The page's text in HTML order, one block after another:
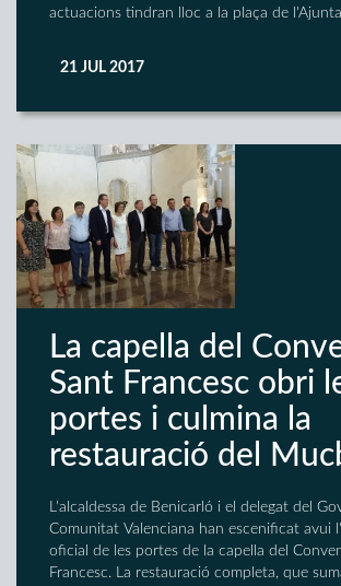
actuacions tindran lloc a la plaça de
21 JUL 2017
La capella del
Sant Francesc obri
portes i culmina la
restauració del
L'alcaldessa de Benicarló i el delegat del
Comunitat Valenciana han escenificat avui
oficial de les portes de la capella del
Francesc. La restauració completa, que